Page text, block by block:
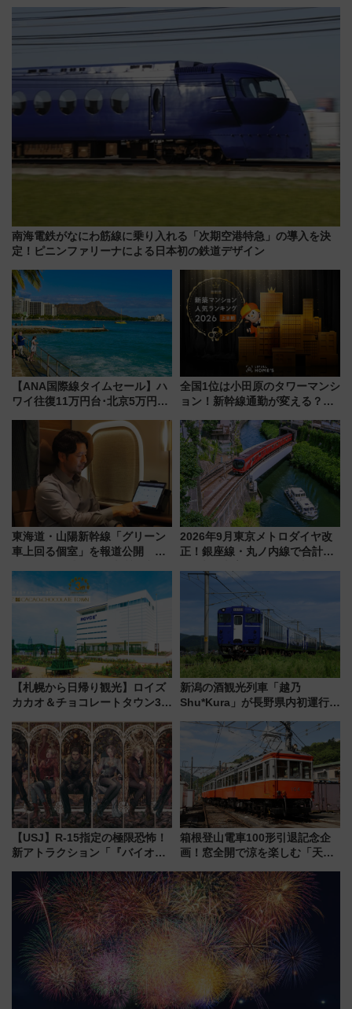
混雑に要注意、その理由は
南海電鉄がなにわ筋線に乗り入れる「次期空港特急」の導入を決
定！ピニンファリーナによる日本初の鉄道デザイン
【ANA国際線タイムセール】ハ
ワイ往復11万円台･北京5万円台
来春のGW旅行まで狙える激ア
ツ路線まとめ（8/10まで）
全国1位は小田原のタワーマンシ
ョン！新幹線通勤が変える？
【新築マンション人気ランキン
グ】
東海道・山陽新幹線「グリーン
車上回る個室」を報道公開 プ
2026年9月東京メトロダイヤ改
正！銀座線・丸ノ内線で合計
待
【札幌から日帰り観光】ロイズ
カカオ＆チョコレートタウン3周
詰め放題を開催、ロイズタウン
駅からのアクセスも
新潟の酒観光列車「越乃
Shu*Kura」が長野県内初運行！
【USJ】R-15指定の極限恐怖！
新アトラクション「『バイオハ
ブ」今秋登場 ―予測不能の恐
怖に泣き叫べ―
箱根登山電車100形引退記念企
画！窓全開で涼を楽しむ「天然
発売